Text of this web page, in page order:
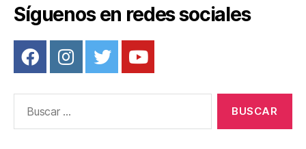
Síguenos en redes sociales